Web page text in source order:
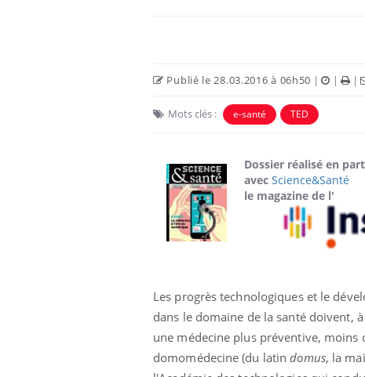
Publié le 28.03.2016 à 06h50 | | |
Mots clés : e-santé TED
Dossier réalisé en
avec Science&Santé
le magazine de l'
Les progrès technologiques et le
dans le domaine de la santé doivent,
une médecine plus préventive, moins
domomédecine (du latindomus, la
Les médicaments GLP-1
protègent-ils aussi les os
?